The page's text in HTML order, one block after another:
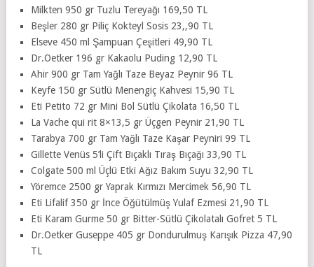
Milkten 950 gr Tuzlu Tereyağı 169,50 TL
Beşler 280 gr Piliç Kokteyl Sosis 23,,90 TL
Elseve 450 ml Şampuan Çeşitleri 49,90 TL
Dr.Oetker 196 gr Kakaolu Puding 12,90 TL
Ahir 900 gr Tam Yağlı Taze Beyaz Peynir 96 TL
Keyfe 150 gr Sütlü Menengiç Kahvesi 15,90 TL
Eti Petito 72 gr Mini Bol Sütlü Çikolata 16,50 TL
La Vache qui rit 8×13,5 gr Üçgen Peynir 21,90 TL
Tarabya 700 gr Tam Yağlı Taze Kaşar Peyniri 99 TL
Gillette Venüs 5’li Çift Bıçaklı Tıraş Bıçağı 33,90 TL
Colgate 500 ml Üçlü Etki Ağız Bakım Suyu 32,90 TL
Yöremce 2500 gr Yaprak Kırmızı Mercimek 56,90 TL
Eti Lifalif 350 gr İnce Öğütülmüş Yulaf Ezmesi 21,90 TL
Eti Karam Gurme 50 gr Bitter-Sütlü Çikolatalı Gofret 5 TL
Dr.Oetker Guseppe 405 gr Dondurulmuş Karışık Pizza 47,90
TL